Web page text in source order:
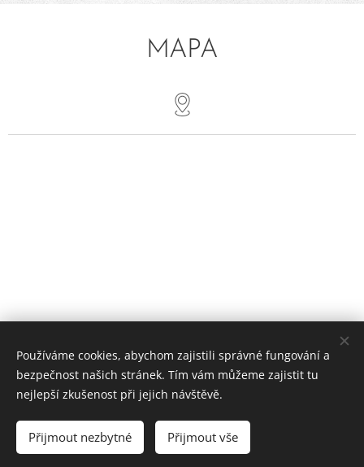
MAPA
vyhrazena
Vítáme vás na stránkách www.cykloservisplzen.cz Jsme s vámi od
Používáme cookies, abychom zajistili správné fungování a
bezpečnost našich stránek. Tím vám můžeme zajistit tu
nejlepší zkušenost při jejich návštěvě.
Přijmout nezbytné Přijmout vše